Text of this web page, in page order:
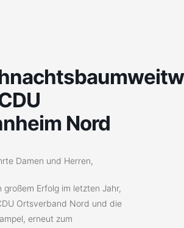
Nord
Damen und Herren,
großem Erfolg im letzten Jahr,
Ortsverband Nord und die
erneut zum